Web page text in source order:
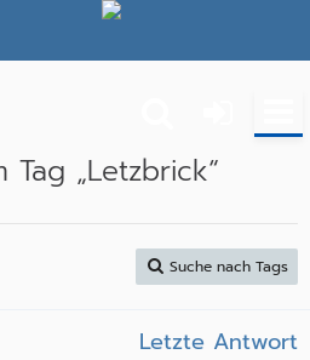
„Letzbrick“
Suche nach Tags
Letzte Antwort